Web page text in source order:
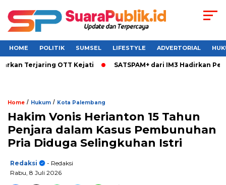
HOME POLITIK SUMSEL LIFESTYLE ADVERTORIAL
Terjaring OTT Kejati SATSPAM+ dari IM3 Hadirkan
Home / Hukum / Kota Palembang
Hakim Vonis Herianton 15 Tahun
Penjara dalam Kasus Pembunuhan
Pria Diduga Selingkuhan Istri
Redaksi
- Redaksi
Rabu, 8 Juli 2026